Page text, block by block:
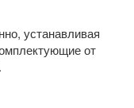
устанавливая
от